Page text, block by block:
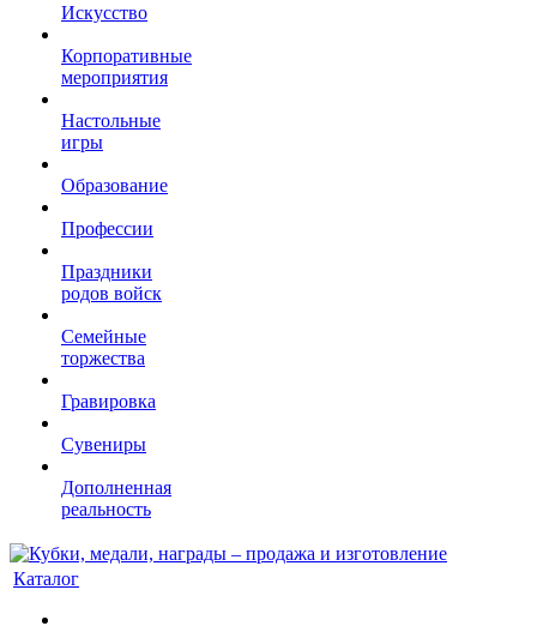
Искусство
Корпоративные
мероприятия
Настольные
игры
Образование
Профессии
Праздники
родов войск
Семейные
торжества
Гравировка
Сувениры
Дополненная
реальность
Каталог